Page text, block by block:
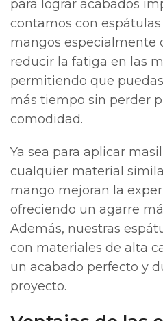
para lograr acabados
contamos con
mangos especialmente
reducir la fatiga en las
permitiendo que
más tiempo sin perder
comodidad.
Ya sea para aplicar
cualquier material
mango mejoran la
ofreciendo un agarre
Además, nuestras
con materiales de alta
un acabado perfecto y
proyecto.